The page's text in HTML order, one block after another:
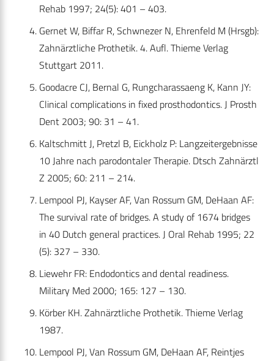
Rehab 1997; 24(5): 401 – 403.
Gernet W, Biffar R, Schwnezer N, Ehrenfeld M (Hrsgb):
Zahnärztliche Prothetik. 4. Aufl. Thieme Verlag
Stuttgart 2011.
Goodacre CJ, Bernal G, Rungcharassaeng K, Kann JY:
Clinical complications in fixed prosthodontics. J Prosth
Dent 2003; 90: 31 – 41.
Kaltschmitt J, Pretzl B, Eickholz P: Langzeitergebnisse
10 Jahre nach parodontaler Therapie. Dtsch Zahnärztl
Z 2005; 60: 211 – 214.
Lempool PJ, Kayser AF, Van Rossum GM, DeHaan AF:
The survival rate of bridges. A study of 1674 bridges
in 40 Dutch general practices. J Oral Rehab 1995; 22
(5): 327 – 330.
Liewehr FR: Endodontics and dental readiness.
Military Med 2000; 165: 127 – 130.
Körber KH. Zahnärztliche Prothetik. Thieme Verlag
1987.
Lempool PJ, Van Rossum GM, DeHaan AF, Reintjes